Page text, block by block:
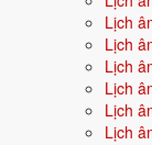
Lịch
Lịch
Lịch
Lịch
Lịch
Lịch
Bối cảnh vận khí
Người sinh năm2028
chu kỳ Tam Nguyên
Hỏa (Hỏa) - hỏa